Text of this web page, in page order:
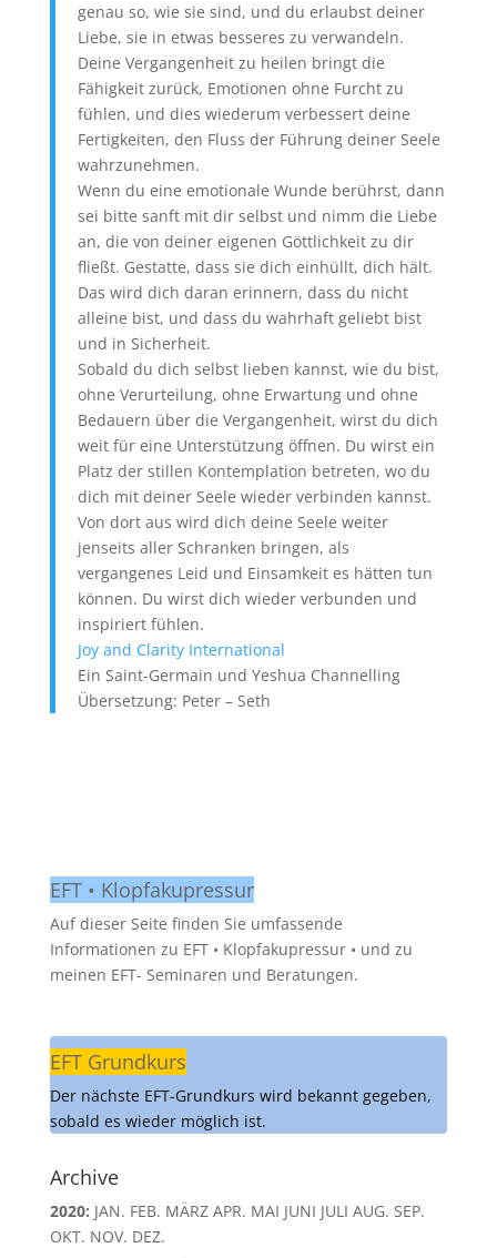
genau so, wie sie sind, und du erlaubst deiner
Liebe, sie in etwas besseres zu verwandeln.
Deine Vergangenheit zu heilen bringt die
Fähigkeit zurück, Emotionen ohne Furcht zu
fühlen, und dies wiederum verbessert deine
Fertigkeiten, den Fluss der Führung deiner Seele
wahrzunehmen.
Wenn du eine emotionale Wunde berührst, dann
sei bitte sanft mit dir selbst und nimm die Liebe
an, die von deiner eigenen Göttlichkeit zu dir
fließt. Gestatte, dass sie dich einhüllt, dich hält.
Das wird dich daran erinnern, dass du nicht
alleine bist, und dass du wahrhaft geliebt bist
und in Sicherheit.
Sobald du dich selbst lieben kannst, wie du bist,
ohne Verurteilung, ohne Erwartung und ohne
Bedauern über die Vergangenheit, wirst du dich
weit für eine Unterstützung öffnen. Du wirst ein
Platz der stillen Kontemplation betreten, wo du
dich mit deiner Seele wieder verbinden kannst.
Von dort aus wird dich deine Seele weiter
jenseits aller Schranken bringen, als
vergangenes Leid und Einsamkeit es hätten tun
können. Du wirst dich wieder verbunden und
inspiriert fühlen.
Joy and Clarity International
Ein Saint-Germain und Yeshua Channelling
Übersetzung: Peter – Seth
EFT • Klopfakupressur
Auf dieser Seite finden Sie umfassende
Informationen zu EFT • Klopfakupressur • und zu
meinen EFT- Seminaren und Beratungen.
EFT Grundkurs
Der nächste EFT-Grundkurs wird bekannt gegeben,
sobald es wieder möglich ist.
Archive
2020: JAN. FEB. MÄRZ APR. MAI JUNI JULI AUG. SEP.
OKT. NOV. DEZ.